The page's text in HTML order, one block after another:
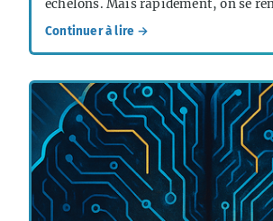
échelons. Mais rapidement, on se
Continuer à lire →